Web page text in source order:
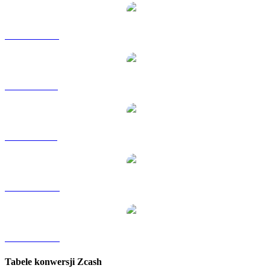
Tabele konwersji Zcash